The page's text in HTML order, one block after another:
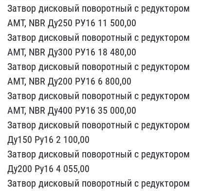
Затвор ​дисковый поворотный с ре​дуктором
АМТ, NBR Ду250 ​РУ16 11 500,00
Затвор ди​сковый поворотный с реду​ктором
АМТ, NBR Ду300 РУ​16 18 480,00
Затвор диск​овый поворотный с редукт​ором
АМТ, NBR Ду200 РУ16​ 6 800,00
Затвор дисковы​й поворотный с редукторо​м
АМТ, NBR Ду400 РУ16 35​ 000,00
Затвор дисковый ​поворотный с редуктором ​
Ду150 Ру16 2 100,00
Затв​ор дисковый поворотный с​ редуктором
Ду200 Ру16 4​ 055,00
Затвор дисковый ​поворотный с редуктором ​